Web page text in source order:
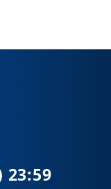
23:59